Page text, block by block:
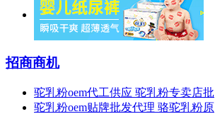
招商商机
驼乳粉oem代工供应 驼乳粉专卖店批
驼乳粉oem贴牌批发代理 骆驼乳粉原